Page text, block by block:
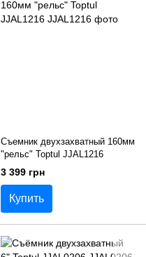
Съемник двухзахватный 160мм
"рельс" Toptul JJAL1216
3 399 грн
Купить